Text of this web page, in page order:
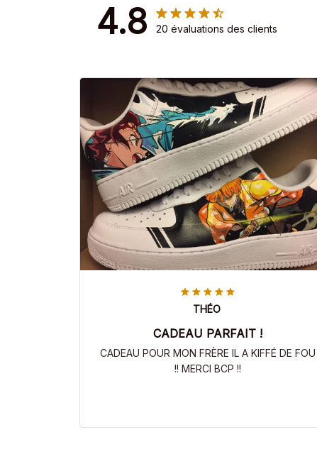
4.8 20 évaluations des clients
THÉO
CADEAU PARFAIT !
CADEAU POUR MON FRÈRE IL A KIFFÉ DE FOU
!! MERCI BCP !!